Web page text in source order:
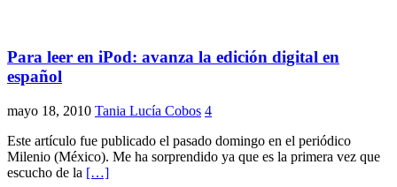
Para leer en iPod: avanza la edición digital en
español
mayo 18, 2010 Tania Lucía Cobos 4
Este artículo fue publicado el pasado domingo en el periódico
Milenio (México). Me ha sorprendido ya que es la primera vez que
escucho de la […]